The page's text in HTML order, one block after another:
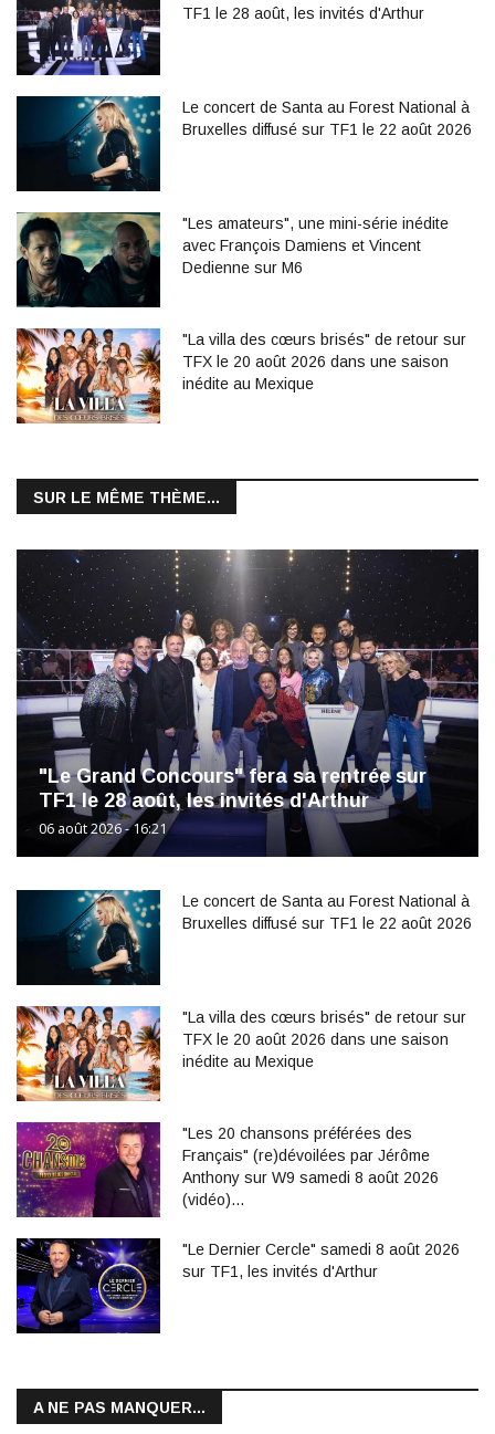
TF1 le 28 août, les invités d'Arthur
Le concert de Santa au Forest National à
Bruxelles diffusé sur TF1 le 22 août 2026
"Les amateurs", une mini-série inédite
avec François Damiens et Vincent
Dedienne sur M6
"La villa des cœurs brisés" de retour sur
TFX le 20 août 2026 dans une saison
inédite au Mexique
SUR LE MÊME THÈME...
"Le Grand Concours" fera sa rentrée sur
TF1 le 28 août, les invités d'Arthur
06 août 2026 - 16:21
Le concert de Santa au Forest National à
Bruxelles diffusé sur TF1 le 22 août 2026
"La villa des cœurs brisés" de retour sur
TFX le 20 août 2026 dans une saison
inédite au Mexique
"Les 20 chansons préférées des
Français" (re)dévoilées par Jérôme
Anthony sur W9 samedi 8 août 2026
(vidéo)…
"Le Dernier Cercle" samedi 8 août 2026
sur TF1, les invités d'Arthur
A NE PAS MANQUER...